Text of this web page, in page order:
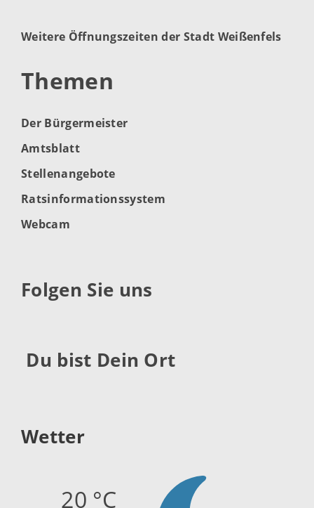
Weitere Öffnungszeiten der Stadt Weißenfels
Themen
Der Bürgermeister
Amtsblatt
Stellenangebote
Ratsinformationssystem
Webcam
Folgen Sie uns
Du bist Dein Ort
Wetter
20 °C